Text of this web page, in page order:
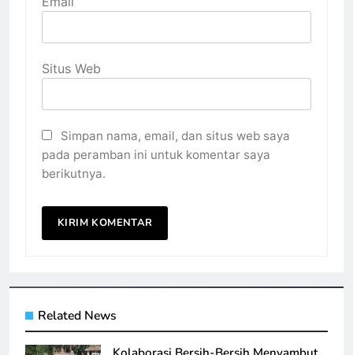
Situs Web
Simpan nama, email, dan situs web saya
pada peramban ini untuk komentar saya
berikutnya.
Related News